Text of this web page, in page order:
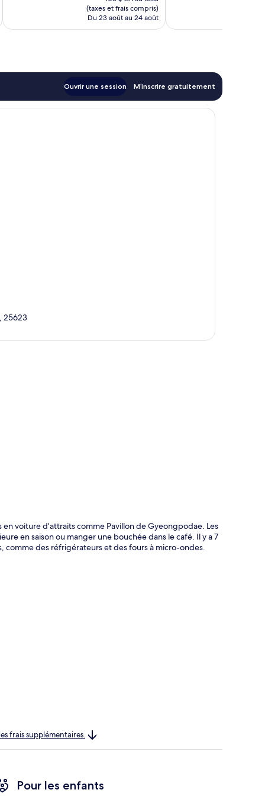
est
de
94 $ CA
(taxes et frais compris)
Du 23 août au 24 août
Ouvrir une session M’inscrire gratuitement
25623
voiture d’attraits comme Pavillon de Gyeongpodae. Les
en saison ou manger une bouchée dans le café. Il y a 7
comme des réfrigérateurs et des fours à micro-ondes.
frais supplémentaires.
Pour les enfants